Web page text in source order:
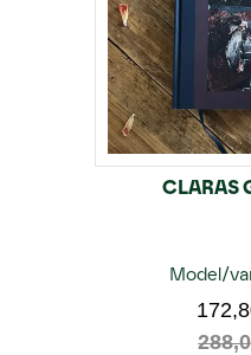
CLARAS
Model/